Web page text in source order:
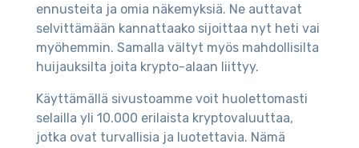
ennusteita ja omia näkemyksiä. Ne auttavat
selvittämään kannattaako sijoittaa nyt heti vai
myöhemmin. Samalla vältyt myös mahdollisilta
huijauksilta joita krypto-alaan liittyy.
Käyttämällä sivustoamme voit huolettomasti
selailla yli 10.000 erilaista kryptovaluuttaa,
jotka ovat turvallisia ja luotettavia. Nämä